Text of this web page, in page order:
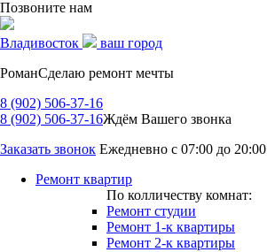
Позвоните нам
Владивосток
ваш город
РоманСделаю ремонт мечты
8 (902) 506-37-16
8 (902) 506-37-16Ждём Вашего звонка
Заказать звонок Ежедневно с 07:00 до 20:00
Ремонт квартир
По колличеству комнат:
Ремонт студии
Ремонт 1-к квартиры
Ремонт 2-к квартиры